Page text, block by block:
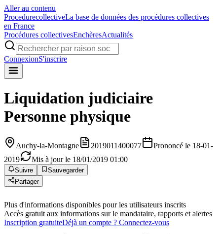
Aller au contenu
ProcedurecollectiveLa base de données des procédures collectives
en France
Procédures collectivesEnchèresActualités
ConnexionS'inscrire
Liquidation judiciaire
Personne physique
Auchy-la-Montagne 2019011400077
Prononcé le 18-01-
2019
Mis à jour le 18/01/2019 01:00
Suivre
Sauvegarder
Partager
Plus d'informations disponibles pour les utilisateurs inscrits
Accès gratuit aux informations sur le mandataire, rapports et alertes
Inscription gratuiteDéjà un compte ? Connectez-vous